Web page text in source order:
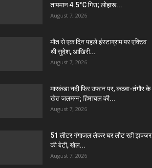
तापमान 4.5°C गिरा; लोहारू...
August 7, 2026
मौत से एक दिन पहले इंस्टाग्राम पर एक्टिव
थी सुदेश, आखिरी...
August 7, 2026
मारकंडा नदी फिर उफान पर, कठवा-तंगौर के
खेत जलमग्न; हिमाचल की...
August 7, 2026
51 लीटर गंगाजल लेकर घर लौट रही झज्जर
की बेटी, खेल...
August 7, 2026